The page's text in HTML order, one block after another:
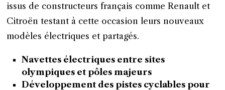
issus de constructeurs français comme Renault et
Citroën testant à cette occasion leurs nouveaux
modèles électriques et partagés.
Navettes électriques entre sites
olympiques et pôles majeurs
Développement des pistes cyclables pour